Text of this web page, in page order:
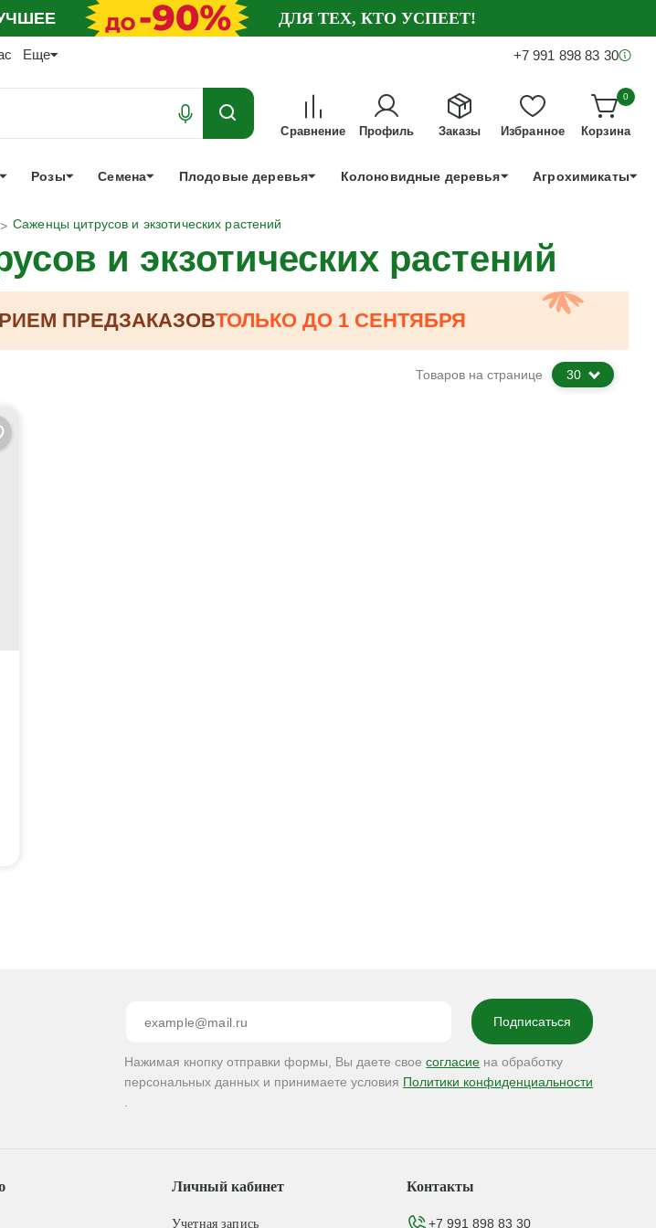
ДЛЯ ТЕХ, КТО УСПЕЕТ!
Еще +7 991 898 83 30
Сравнение Профиль Заказы Избранное
0
Корзина
Розы Семена Плодовые деревья Колоновидные деревья Агрохимикаты
Саженцы цитрусов и экзотических растений
и экзотических растений
ПРЕДЗАКАЗОВТОЛЬКО ДО 1 СЕНТЯБРЯ
Товаров на странице 30
Нажимая кнопку отправки формы, Вы даете своесогласие на обработку
персональных данных и принимаете условия Политики конфиденциальности
Личный кабинет
Учетная запись
Контакты
+7 991 898 83 30